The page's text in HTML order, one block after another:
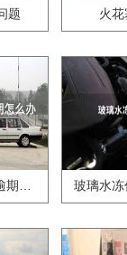
题 火
驾驶证到期没有换,逾期怎么办?? 玻璃水冻